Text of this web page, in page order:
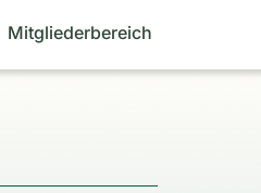
Mitgliederbereich